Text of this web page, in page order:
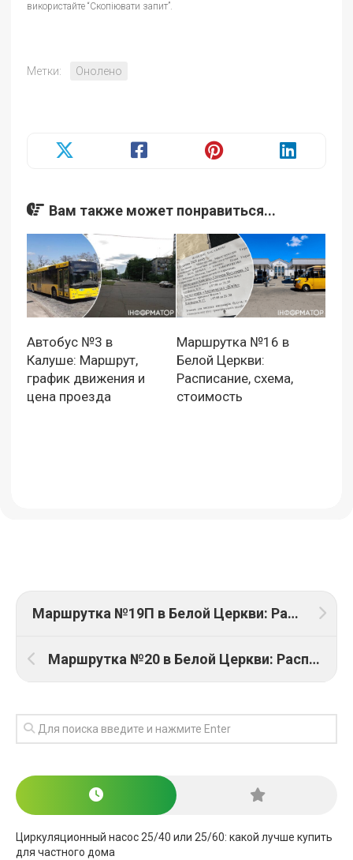
використайте “Скопіювати запит”.
Метки: Онолено
Вам также может понравиться...
Автобус №3 в
Калуше: Маршрут,
график движения и
цена проезда
Маршрутка №16 в
Белой Церкви:
Расписание, схема,
стоимость
Маршрутка №19П в Белой Церкви: Расписание, схема, стоимость
Маршрутка №20 в Белой Церкви: Расписание, схема, стоимость
Циркуляционный насос 25/40 или 25/60: какой лучше купить
для частного дома